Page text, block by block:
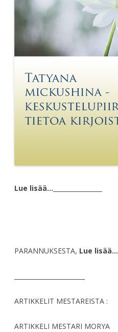
Lue lisää…
PARANNUKSESTA, Lue lisää…
ARTIKKELIT MESTAREISTA :
ARTIKKELI MESTARI MORYA